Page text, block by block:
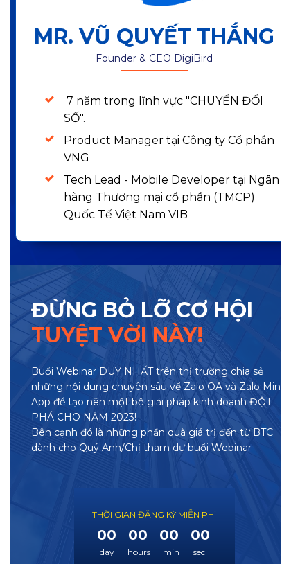
7 năm trong lĩnh vực "CHUYỂN ĐỔI
SỐ".
Product Manager tại Công ty Cổ phần
VNG
Tech Lead - Mobile Developer tại Ngân
hàng Thương mại cổ phần (TMCP)
Quốc Tế Việt Nam VIB
MR. VŨ QUYẾT THẮNG
Founder & CEO DigiBird
Buổi Webinar DUY NHẤT trên thị trường chia sẻ
những nội dung chuyên sâu vể Zalo OA và Zalo Mini
App để tạo nên một bộ giải pháp kinh doanh ĐỘT
PHÁ CHO NĂM 2023!
Bên cạnh đó là những phần quà giá trị đến từ BTC
dành cho Quý Anh/Chị tham dự buổi Webinar
THỜI GIAN ĐĂNG KÝ MIỄN PHÍ
00 00 00 00
hours min
day sec
ĐỪNG BỎ LỠ CƠ HỘI
TUYỆT VỜI NÀY!